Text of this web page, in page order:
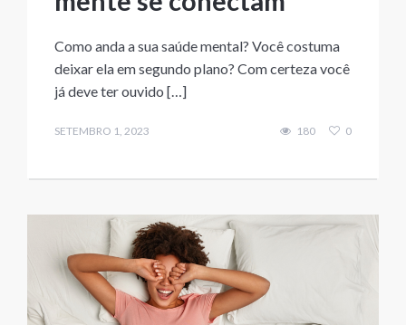
Como anda a sua saúde mental? Você costuma
deixar ela em segundo plano? Com certeza você
já deve ter ouvido […]
SETEMBRO 1, 2023 180 0